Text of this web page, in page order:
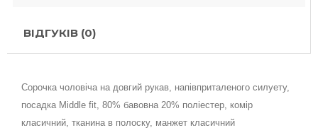
ВІДГУКІВ (0)
Сорочка чоловіча на довгий рукав, напівприталеного силуету,
посадка Middle fit, 80% бавовна 20% поліестер, комір
класичний, тканина в полоску, манжет класичний